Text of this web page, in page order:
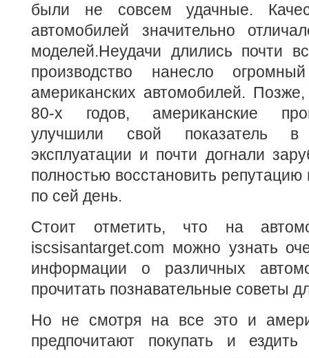
были не совсем удачные.
автомобилей значительно
моделей.Неудачи длились почти
производство нанесло
американских автомобилей.
80-х годов, американские
улучшили свой показатель в
эксплуатации и почти догнали
полностью восстановить
по сей день.
Стоит отметить, что на
iscsisantarget.com можно узнать
информации о различных
прочитать познавательные советы
Но не смотря на все это и
предпочитают покупать и